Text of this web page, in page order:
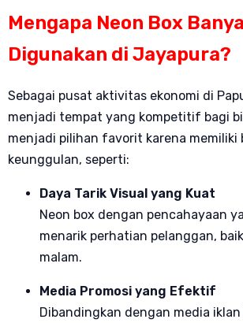
Mengapa Neon Box
Digunakan di Jayapura?
Sebagai pusat aktivitas ekonomi di
menjadi tempat yang kompetitif bagi
menjadi pilihan favorit karena memiliki
keunggulan, seperti:
Daya Tarik Visual yang Kuat
Neon box dengan pencahayaan
menarik perhatian pelanggan,
malam.
Media Promosi yang Efektif
Dibandingkan dengan media